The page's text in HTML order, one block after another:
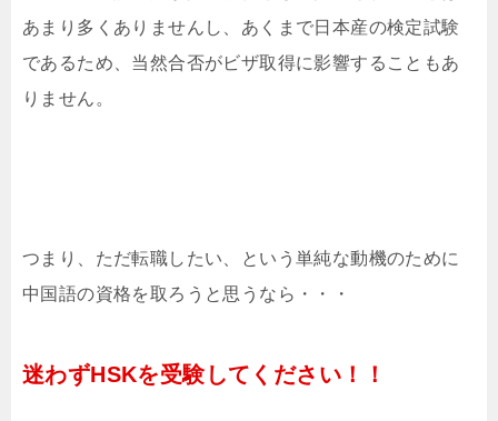
あまり多くありませんし、あくまで日本産の検定試験
であるため、当然合否がビザ取得に影響することもあ
りません。
つまり、ただ転職したい、という単純な動機のために
中国語の資格を取ろうと思うなら・・・
迷わずHSKを受験してください！！